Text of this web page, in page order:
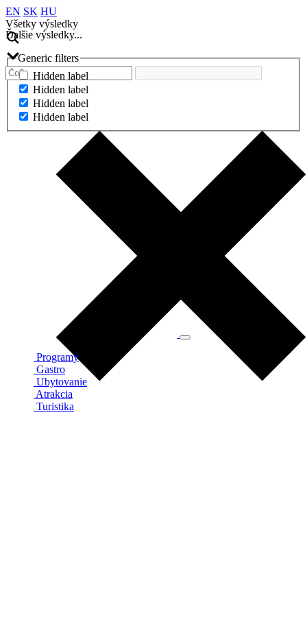
EN SK HU
Všetky výsledky
Ďalšie výsledky...
Generic filters
Hidden label
Hidden label
Hidden label
Hidden label
Ďalšie výsledky...
Programy
Gastro
Ubytovanie
Atrakcia
Turistika